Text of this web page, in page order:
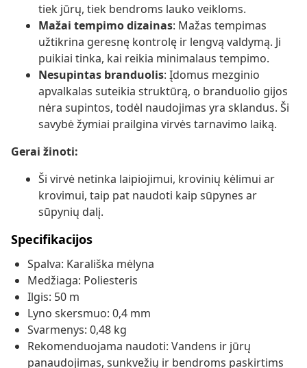
tiek jūrų, tiek bendroms lauko veikloms.
Mažai tempimo dizainas: Mažas tempimas
užtikrina geresnę kontrolę ir lengvą valdymą. Ji
puikiai tinka, kai reikia minimalaus tempimo.
Nesupintas branduolis: Įdomus mezginio
apvalkalas suteikia struktūrą, o branduolio gijos
nėra supintos, todėl naudojimas yra sklandus. Ši
savybė žymiai prailgina virvės tarnavimo laiką.
Gerai žinoti:
Ši virvė netinka laipiojimui, krovinių kėlimui ar
krovimui, taip pat naudoti kaip sūpynes ar
sūpynių dalį.
Specifikacijos
Spalva: Karališka mėlyna
Medžiaga: Poliesteris
Ilgis: 50 m
Lyno skersmuo: 0,4 mm
Svarmenys: 0,48 kg
Rekomenduojama naudoti: Vandens ir jūrų
panaudojimas, sunkvežių ir bendroms paskirtims